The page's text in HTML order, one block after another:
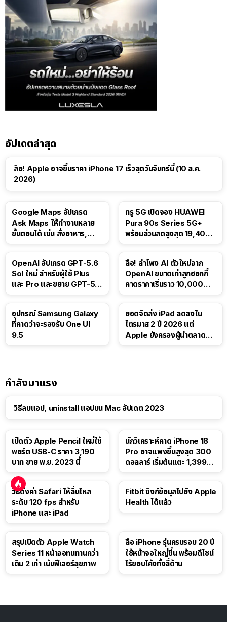
อัปเดตล่าสุด
ลือ! Apple อาจขึ้นราคา iPhone 17 เร็วสุดวันจันทร์นี้ (10 ส.ค.
2026)
Google Maps อัปเกรด
Ask Maps ให้ทำงานหลาย
ขั้นตอนได้ เช่น สั่งอาหาร,
ทรู 5G เปิดจอง HUAWEI
Pura 90s Series 5G+
พร้อมส่วนลดสูงสุด 19,400
OpenAI อัปเกรด GPT-5.6
Sol ใหม่ สำหรับผู้ใช้ Plus
และ Pro และขยาย GPT-5.6
ลือ! ลำโพง AI ตัวใหม่จาก
OpenAI ขนาดเท่าลูกฮอกกี้
คาดราคาเริ่มราว 10,000
อุปกรณ์ Samsung Galaxy
ที่คาดว่าจะรองรับ One UI
9.5
ยอดจัดส่ง iPad ลดลงใน
ไตรมาส 2 ปี 2026 แต่
Apple ยังครองผู้นำตลาด
กำลังมาแรง
วิธีลบแอป, uninstall แอปบน Mac อัปเดต 2023
เปิดตัว Apple Pencil ใหม่ใช้
พอร์ต USB-C ราคา 3,190
บาท ขาย พ.ย. 2023 นี้
นักวิเคราะห์คาด iPhone 18
Pro อาจแพงขึ้นสูงสุด 300
ดอลลาร์ เริ่มต้นแตะ 1,399
วิธีตั้งค่า Safari ให้ลื่นไหล
ระดับ 120 fps สำหรับ
iPhone และ iPad
Fitbit ซิงก์ข้อมูลไปยัง Apple
Health ได้แล้ว
สรุปเปิดตัว Apple Watch
Series 11 หน้าจอทนทานกว่า
เดิม 2 เท่า เน้นฟีเจอร์สุขภาพ
ลือ iPhone รุ่นครบรอบ 20 ปี
ใช้หน้าจอใหญ่ขึ้น พร้อมดีไซน์
ไร้ขอบโค้งทั้งสี่ด้าน